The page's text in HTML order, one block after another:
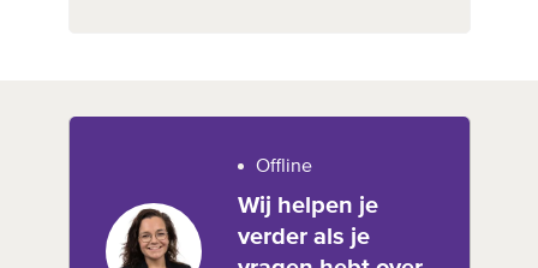
Offline
Wij helpen je
verder als je